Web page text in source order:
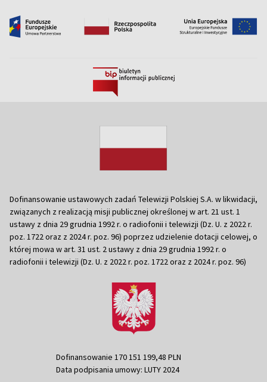
Dofinansowanie ustawowych zadań Telewizji Polskiej S.A. w likwidacji,
związanych z realizacją misji publicznej określonej w art. 21 ust. 1
ustawy z dnia 29 grudnia 1992 r. o radiofonii i telewizji (Dz. U. z 2022 r.
poz. 1722 oraz z 2024 r. poz. 96) poprzez udzielenie dotacji celowej, o
której mowa w art. 31 ust. 2 ustawy z dnia 29 grudnia 1992 r. o
radiofonii i telewizji (Dz. U. z 2022 r. poz. 1722 oraz z 2024 r. poz. 96)
Dofinansowanie 170 151 199,48 PLN
Data podpisania umowy: LUTY 2024